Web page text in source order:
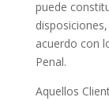
puede
acuerdo con
Penal.
Aquellos